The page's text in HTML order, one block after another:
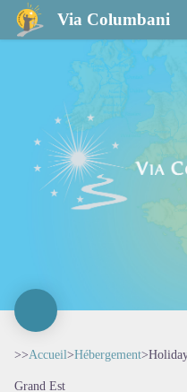
Via Columbani
Holiday Inn Express à
>>Accueil>Hébergement>
Grand Est